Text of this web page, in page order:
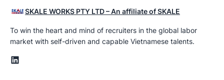
SKALE WORKS PTY LTD – An affiliate of SKALE
To win the heart and mind of recruiters in the global labor
market with self-driven and capable Vietnamese talents.
LinkedIn